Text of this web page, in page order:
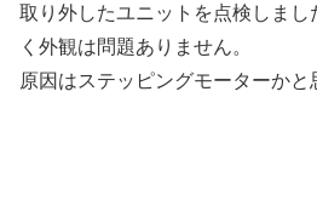
取り外したユニットを点検しま
く外観は問題ありません。
原因はステッピングモーターかと